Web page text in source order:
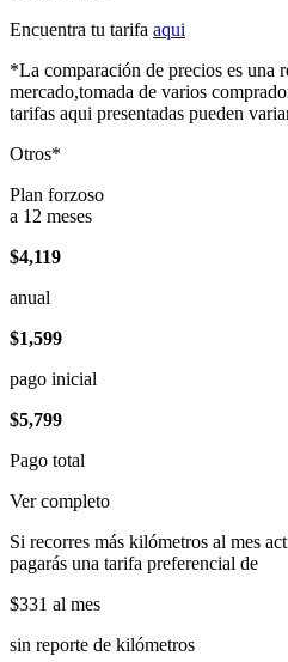
Encuentra tu tarifa aqui
*La comparación de precios es una
mercado,tomada de varios
tarifas aqui presentadas pueden
Otros*
Plan forzoso
a 12 meses
$4,119
anual
$1,599
pago inicial
$5,799
Pago total
Ver completo
Si recorres más kilómetros al mes
pagarás una tarifa preferencial de
$331 al mes
sin reporte de kilómetros